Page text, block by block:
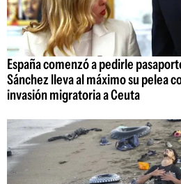
España comenzó a pedirle
Sánchez lleva al máximo su pelea
invasión migratoria a Ceuta